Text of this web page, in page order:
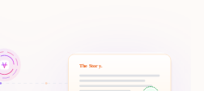
The Story.